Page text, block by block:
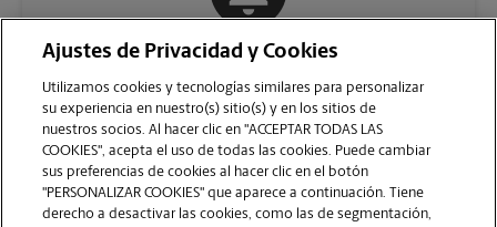
Ajustes de Privacidad y Cookies
Utilizamos cookies y tecnologías similares para personalizar
su experiencia en nuestro(s) sitio(s) y en los sitios de
nuestros socios. Al hacer clic en "ACCEPTAR TODAS LAS
COOKIES", acepta el uso de todas las cookies. Puede cambiar
sus preferencias de cookies al hacer clic en el botón
"PERSONALIZAR COOKIES" que aparece a continuación. Tiene
derecho a desactivar las cookies, como las de segmentación,